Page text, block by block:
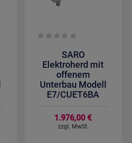
SARO
Elektroherd mit
offenem
Unterbau Modell
E7/CUET6BA
1.976,00 €